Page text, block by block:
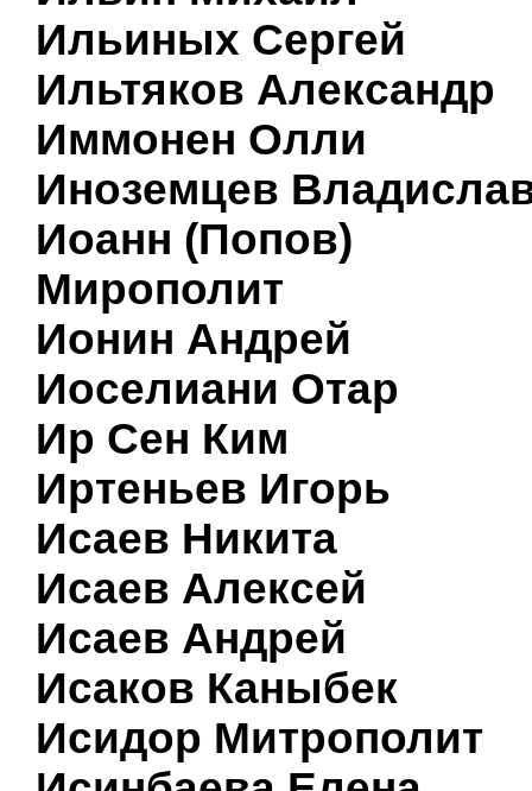
Ильиных Сергей
Ильтяков Александр
Иммонен Олли
Иноземцев
Иоанн (Попов)
Мирополит
Ионин Андрей
Иоселиани Отар
Ир Сен Ким
Иртеньев Игорь
Исаев Никита
Исаев Алексей
Исаев Андрей
Исаков Каныбек
Исидор Митрополит